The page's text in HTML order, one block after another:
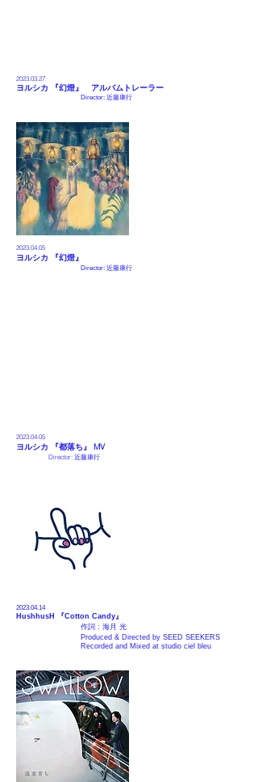
2023.03.27
ヨルシカ 『幻燈』 ​ アルバムトレーラー
Director: 近藤康行
2023.04.05
ヨルシカ 『幻燈』
Director: 近藤康行
2023.04.05
ヨルシカ 『都落ち』 MV
Director: 近藤康行
2023.04.14
HushhusH 『Cotton Candy』
作詞 : 海月 光
Produced & Directed by SEED SEEKERS
Recorded and Mixed at studio ciel bleu